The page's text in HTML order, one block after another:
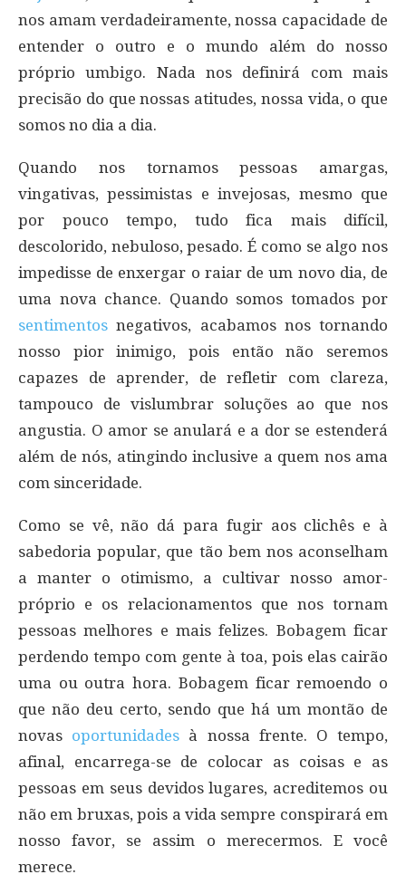
nos amam verdadeiramente, nossa capacidade de
entender o outro e o mundo além do nosso
próprio umbigo. Nada nos definirá com mais
precisão do que nossas atitudes, nossa vida, o que
somos no dia a dia.
Quando nos tornamos pessoas amargas,
vingativas, pessimistas e invejosas, mesmo que
por pouco tempo, tudo fica mais difícil,
descolorido, nebuloso, pesado. É como se algo nos
impedisse de enxergar o raiar de um novo dia, de
uma nova chance. Quando somos tomados por
sentimentos negativos, acabamos nos tornando
nosso pior inimigo, pois então não seremos
capazes de aprender, de refletir com clareza,
tampouco de vislumbrar soluções ao que nos
angustia. O amor se anulará e a dor se estenderá
além de nós, atingindo inclusive a quem nos ama
com sinceridade.
Como se vê, não dá para fugir aos clichês e à
sabedoria popular, que tão bem nos aconselham
a manter o otimismo, a cultivar nosso amor-
próprio e os relacionamentos que nos tornam
pessoas melhores e mais felizes. Bobagem ficar
perdendo tempo com gente à toa, pois elas cairão
uma ou outra hora. Bobagem ficar remoendo o
que não deu certo, sendo que há um montão de
novas oportunidades à nossa frente. O tempo,
afinal, encarrega-se de colocar as coisas e as
pessoas em seus devidos lugares, acreditemos ou
não em bruxas, pois a vida sempre conspirará em
nosso favor, se assim o merecermos. E você
merece.